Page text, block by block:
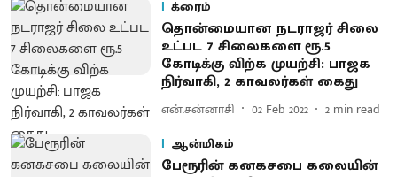
க்ரைம்
தொன்மையான நடராஜர் சிலை
உட்பட 7 சிலைகளை ரூ.5
கோடிக்கு விற்க முயற்சி: பாஜக
நிர்வாகி, 2 காவலர்கள் கைது
என்.சன்னாசி 02 Feb 2022 2 min read
ஆன்மிகம்
பேரூரின் கனகசபை கலையின்